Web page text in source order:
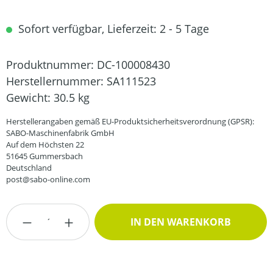
Sofort verfügbar, Lieferzeit: 2 - 5 Tage
Produktnummer: DC-100008430
Herstellernummer: SA111523
Gewicht: 30.5 kg
Herstellerangaben gemäß EU-Produktsicherheitsverordnung (GPSR):
SABO-Maschinenfabrik GmbH
Auf dem Höchsten 22
51645 Gummersbach
Deutschland
post@sabo-online.com
Produkt Anzahl: Gib den gewünschten
IN DEN WARENKORB